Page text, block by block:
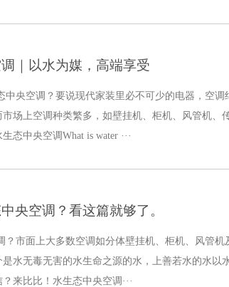
｜以水为媒，高端享受
中央空调？要说现代家装里必不可少的电器，空
场上空调种类繁多，如壁挂机、柜机、风管机
态中央空调What is water ···
央空调？看这篇就够了。
？市面上大多数空调如分体壁挂机、柜机、风管
水无毒无害的水生命之源的水，上善若水的水
来比比！水生态中央空调···